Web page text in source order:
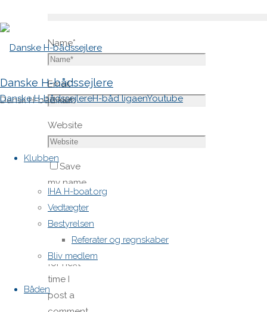
Danske H-bådssejlere
Dansk H-båd klub
Danske H-bådssejlereH-båd ligaenYoutube
Klubben
IHA H-boat.org
Vedtægter
Bestyrelsen
Referater og regnskaber
Bliv medlem
Båden
Name*
Email*
Website
Save
my name,
email,
and site
URL in my
browser
for next
time I
post a